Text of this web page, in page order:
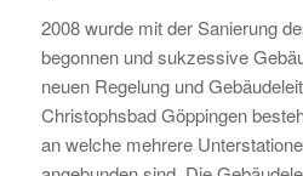
2008 wurde mit der Sanierung
begonnen und sukzessive
neuen Regelung und
Christophsbad Göppingen
an welche mehrere